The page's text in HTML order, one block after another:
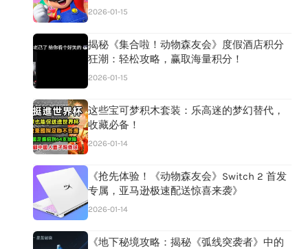
2026-01-15
揭秘《集合啦！动物森友会》度假酒店积分
狂潮：轻松攻略，赢取海量积分！
2026-01-15
这些宝可梦积木套装：乐高迷的梦幻替代，
收藏必备！
2026-01-14
《抢先体验！《动物森友会》Switch 2 首发
专属，亚马逊极速配送惊喜来袭》
2026-01-14
《地下秘境攻略：揭秘《弧线突袭者》中的